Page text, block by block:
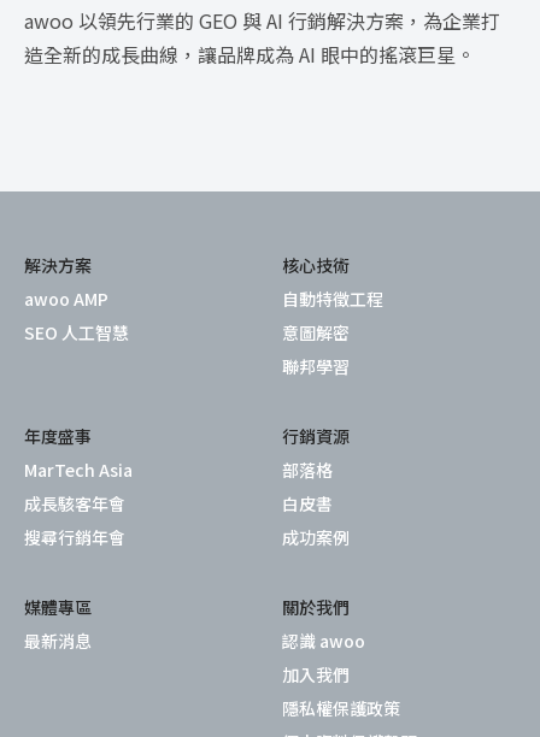
awoo 以領先行業的 GEO 與 AI 行銷解決方案，為企業打
造全新的成長曲線，讓品牌成為 AI 眼中的搖滾巨星。
解決方案
awoo AMP
SEO 人工智慧
核心技術
自動特徵工程
意圖解密
聯邦學習
年度盛事
MarTech Asia
成長駭客年會
搜尋行銷年會
行銷資源
部落格
白皮書
成功案例
媒體專區
最新消息
關於我們
認識 awoo
加入我們
隱私權保護政策